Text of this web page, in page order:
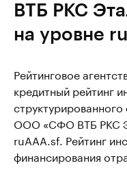
ВТБ РКС
на уровне
Рейтинговое
кредитный рейтинг
ООО «СФО ВТБ РКС
ruAAA.sf. Рейтинг
финансирования